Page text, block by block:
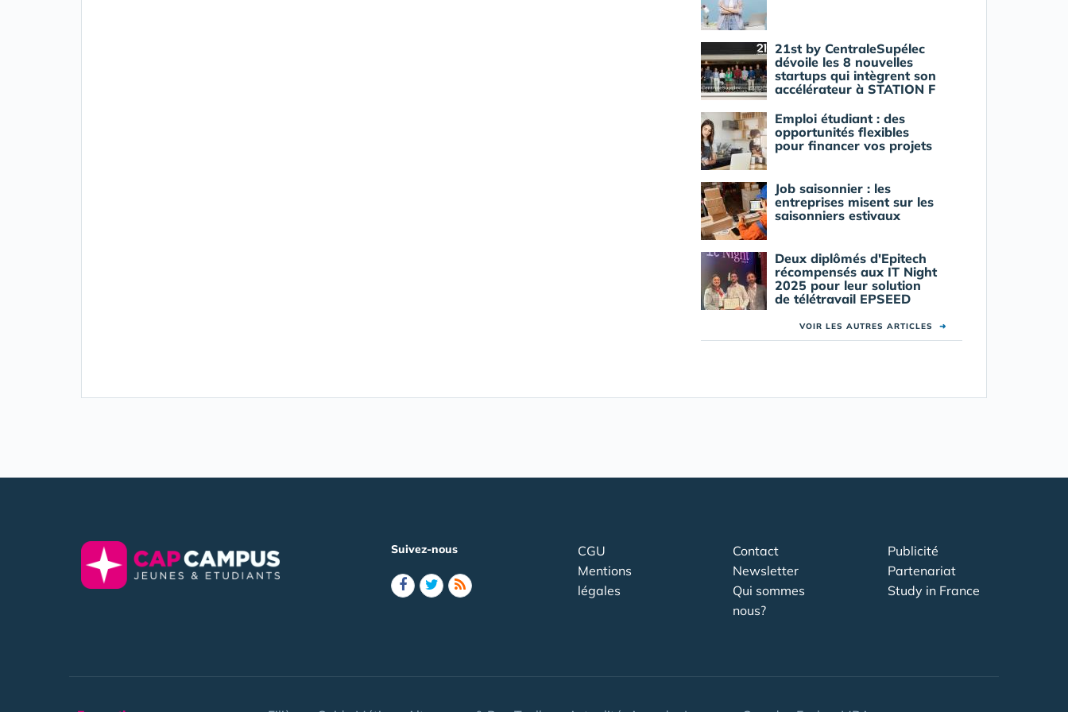
21st by CentraleSupélec
dévoile les 8 nouvelles
startups qui intègrent son
accélérateur à STATION F
Emploi étudiant : des
opportunités flexibles
pour financer vos projets
Job saisonnier : les
entreprises misent sur les
saisonniers estivaux
Deux diplômés d'Epitech
récompensés aux IT Night
2025 pour leur solution
de télétravail EPSEED
VOIR LES AUTRES ARTICLES ➜
Suivez-nous
CGU
Mentions
légales
Contact
Newsletter
Qui sommes
nous?
Publicité
Partenariat
Study in France